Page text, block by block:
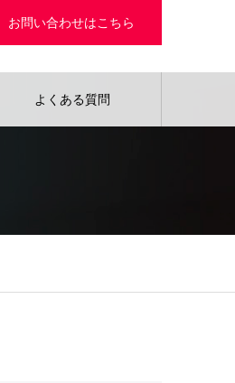
お問い合わせはこちら
よくある質問